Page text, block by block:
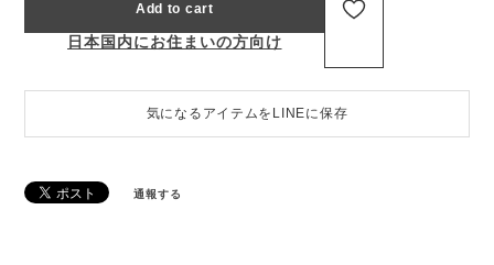
Add to cart
日本国内にお住まいの方向け
気になるアイテムをLINEに保存
通報する